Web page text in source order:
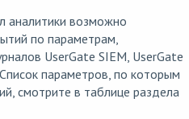
аналитики возможно
по параметрам,
UserGate SIEM, UserGate
параметров, по которым
смотрите в таблице раздела